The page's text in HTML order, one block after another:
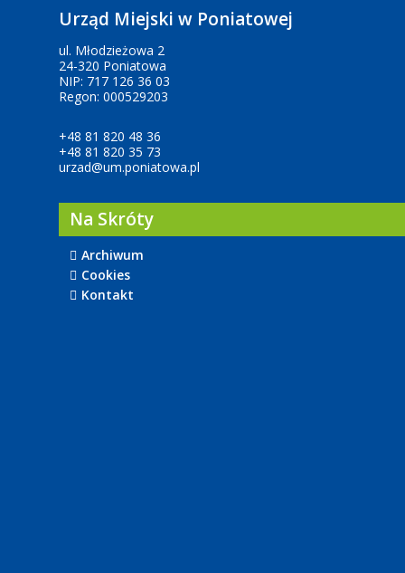
Urząd Miejski w Poniatowej
ul. Młodzieżowa 2
24-320 Poniatowa
NIP: 717 126 36 03
Regon: 000529203
+48 81 820 48 36
+48 81 820 35 73
urzad@um.poniatowa.pl
Na Skróty
Archiwum
Cookies
Kontakt